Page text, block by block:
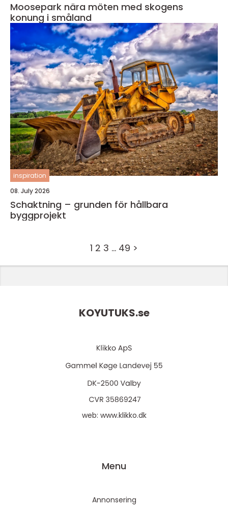
Moosepark nära möten med skogens
konung i småland
inspiration
08. July 2026
Schaktning – grunden för hållbara
byggprojekt
1 2 3 … 49 >
KOYUTUKS.se
web: www.klikko.dk
Menu
Annonsering